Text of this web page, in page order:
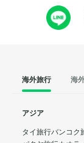
海外旅行 海
アジア
タイ旅行バンコク